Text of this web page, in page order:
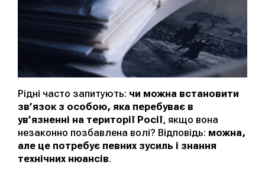
Рідні часто запитують: чи можна встановити
зв’язок з особою, яка перебуває в
ув’язненні на території Росії, якщо вона
незаконно позбавлена волі? Відповідь: можна,
але це потребує певних зусиль і знання
технічних нюансів.